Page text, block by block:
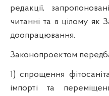
редакції,
читанні та в цілому як
доопрацювання.
Законопроектом
1) спрощення
імпорті та